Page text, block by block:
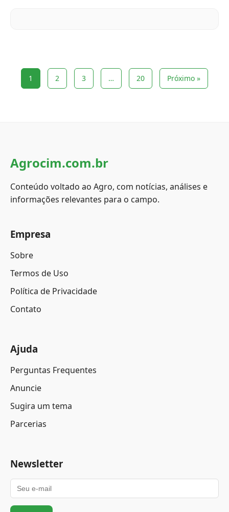
1 2 3 … 20 Próximo »
Agrocim.com.br
Conteúdo voltado ao Agro, com notícias, análises e
informações relevantes para o campo.
Empresa
Sobre
Termos de Uso
Política de Privacidade
Contato
Ajuda
Perguntas Frequentes
Anuncie
Sugira um tema
Parcerias
Newsletter